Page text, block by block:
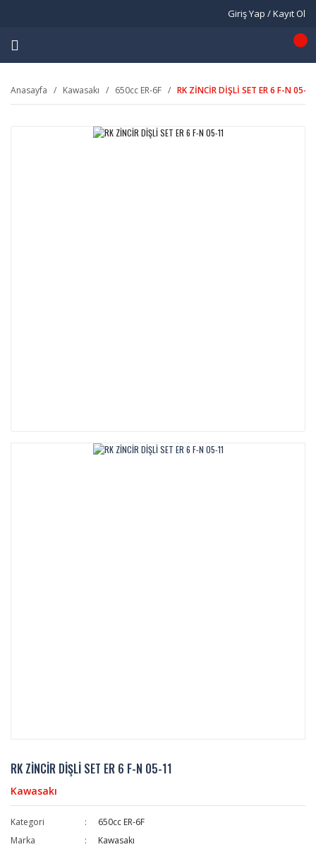
Giriş Yap / Kayıt Ol
Anasayfa Kawasakı 650cc ER-6F RK ZİNCİR DİŞLİ SET ER 6 F-N 05-11
RK ZİNCİR DİŞLİ SET ER 6 F-N 05-11
Kawasakı
Kategori
650cc ER-6F
Marka
Kawasakı